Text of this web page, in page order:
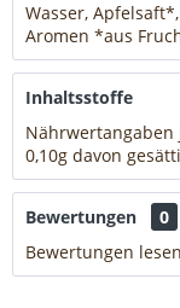
Wasser,
Aromen *aus
Inhaltsstoffe
Nährwertangaben
0,10g davon
Bewertungen
0
Bewertungen